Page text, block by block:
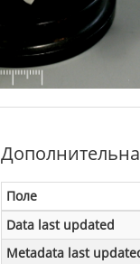
Поле
Data last updated
Metadata last